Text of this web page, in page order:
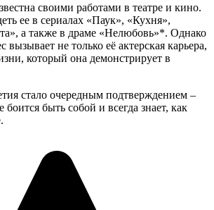
своими работами в театре и кино.
ее в сериалах «Паук», «Кухня»,
а также в драме «Нелюбовь»*. Однако
не только её актерская карьера,
который она демонстрирует в
стало очередным подтверждением –
быть собой и всегда знает, как